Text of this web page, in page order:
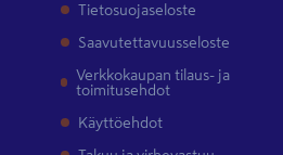
Tietosuojaseloste
Saavutettavuusseloste
Verkkokaupan tilaus- ja
toimitusehdot
Käyttöehdot